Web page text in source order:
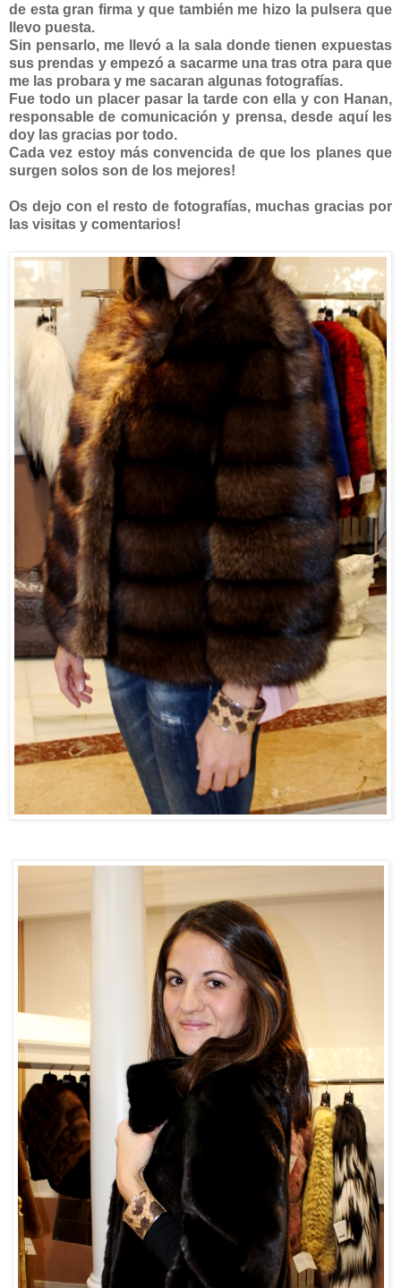
de esta gran firma y que también me hizo la pulsera que
llevo puesta.
Sin pensarlo, me llevó a la sala donde tienen expuestas
sus prendas y empezó a sacarme una tras otra para que
me las probara y me sacaran algunas fotografías.
Fue todo un placer pasar la tarde con ella y con Hanan,
responsable de comunicación y prensa, desde aquí les
doy las gracias por todo.
Cada vez estoy más convencida de que los planes que
surgen solos son de los mejores!
Os dejo con el resto de fotografías, muchas gracias por
las visitas y comentarios!